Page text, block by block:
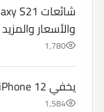
والأسعار والمزيد
1,780
يخفي iPhone 12 ميزة سرية للشحن اللاسلكي العكسي
1,584